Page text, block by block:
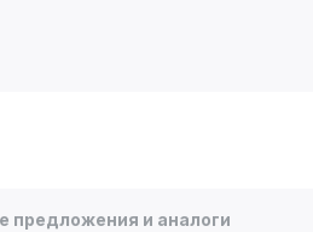
предложения и аналоги